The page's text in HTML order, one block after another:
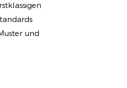
und